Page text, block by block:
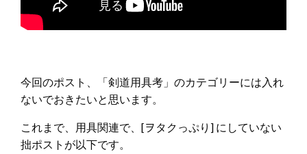
今回のポスト、「剣道用具考」のカテゴリーには入れ
ないでおきたいと思います。
これまで、用具関連で、[ヲタクっぷり] にしていない
拙ポストが以下です。